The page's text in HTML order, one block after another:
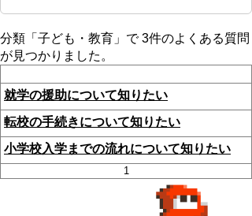
分類「 子ども・教育 」で3件のよくある質問
が見つかりました。
就学の援助について知りたい
転校の手続きについて知りたい
小学校入学までの流れについて知りたい
1